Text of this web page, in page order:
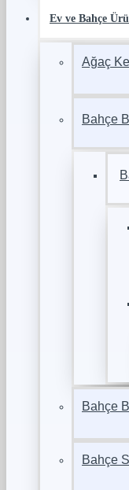
Ev ve Bahçe
Ağaç
Bahçe
Bahçe
Bahçe